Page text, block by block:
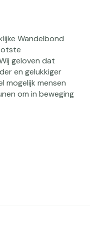
Wandelbond
geloven dat
en gelukkiger
mogelijk mensen
om in beweging